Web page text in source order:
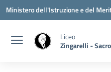
Vai ai contenuti
Vai al menu di navigazione
Vai al footer
Ministero dell'Istruzione e del
Liceo
Zingarelli -